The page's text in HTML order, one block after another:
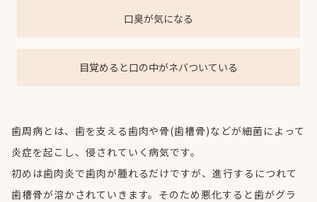
口臭が気になる
目覚めると口の中がネバついている
歯周病とは、歯を支える歯肉や骨(歯槽骨)などが細菌によって
炎症を起こし、侵されていく病気です。
初めは歯肉炎で歯肉が腫れるだけですが、進行するにつれて
歯槽骨が溶かされていきます。そのため悪化すると歯がグラ